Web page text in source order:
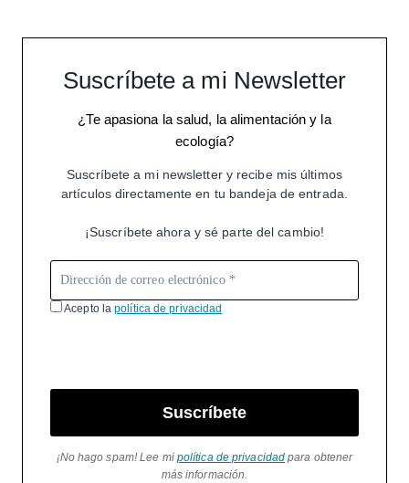
Suscríbete a mi Newsletter
¿Te apasiona la salud, la alimentación y la
ecología?
Suscríbete a mi newsletter y recibe mis últimos
artículos directamente en tu bandeja de entrada.
¡Suscríbete ahora y sé parte del cambio!
Acepto lapolítica de privacidad
Suscríbete
¡No hago spam! Lee mi política de privacidad para obtener
más información.